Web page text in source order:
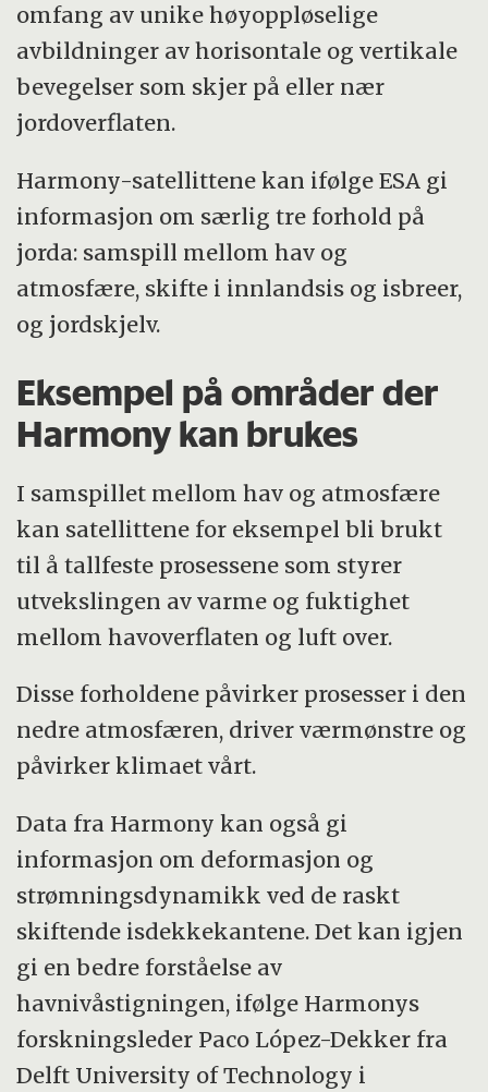
omfang av unike høyoppløselige
avbildninger av horisontale og vertikale
bevegelser som skjer på eller nær
jordoverflaten.
Harmony-satellittene kan ifølge ESA gi
informasjon om særlig tre forhold på
jorda: samspill mellom hav og
atmosfære, skifte i innlandsis og isbreer,
og jordskjelv.
Eksempel på områder der
Harmony kan brukes
I samspillet mellom hav og atmosfære
kan satellittene for eksempel bli brukt
til å tallfeste prosessene som styrer
utvekslingen av varme og fuktighet
mellom havoverflaten og luft over.
Disse forholdene påvirker prosesser i den
nedre atmosfæren, driver værmønstre og
påvirker klimaet vårt.
Data fra Harmony kan også gi
informasjon om deformasjon og
strømningsdynamikk ved de raskt
skiftende isdekkekantene. Det kan igjen
gi en bedre forståelse av
havnivåstigningen, ifølge Harmonys
forskningsleder Paco López-Dekker fra
Delft University of Technology i